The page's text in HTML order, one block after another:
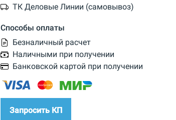
ТК Деловые Линии (самовывоз)
Способы оплаты
Безналичный расчет
Наличными при получении
Банковской картой при получении
Запросить КП